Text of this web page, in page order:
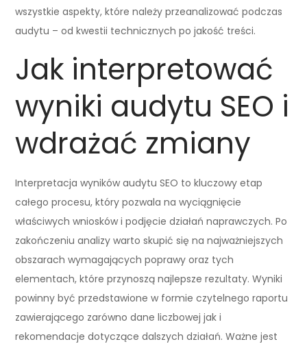
wszystkie aspekty, które należy przeanalizować podczas
audytu – od kwestii technicznych po jakość treści.
Jak interpretować
wyniki audytu SEO i
wdrażać zmiany
Interpretacja wyników audytu SEO to kluczowy etap
całego procesu, który pozwala na wyciągnięcie
właściwych wniosków i podjęcie działań naprawczych. Po
zakończeniu analizy warto skupić się na najważniejszych
obszarach wymagających poprawy oraz tych
elementach, które przynoszą najlepsze rezultaty. Wyniki
powinny być przedstawione w formie czytelnego raportu
zawierającego zarówno dane liczbowej jak i
rekomendacje dotyczące dalszych działań. Ważne jest